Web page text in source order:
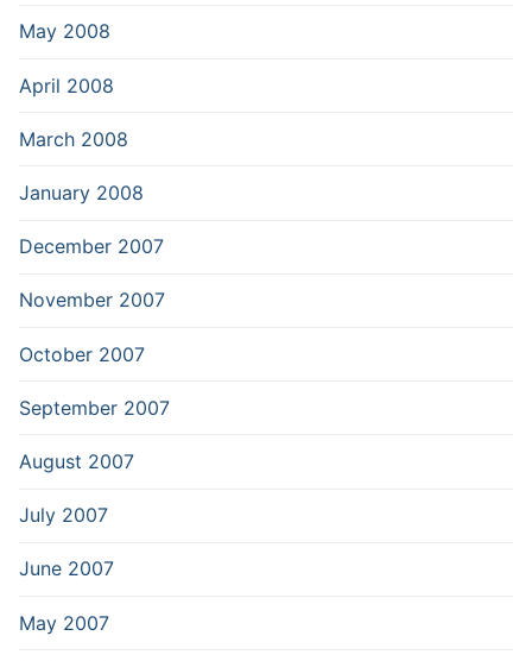
May 2008
April 2008
March 2008
January 2008
December 2007
November 2007
October 2007
September 2007
August 2007
July 2007
June 2007
May 2007